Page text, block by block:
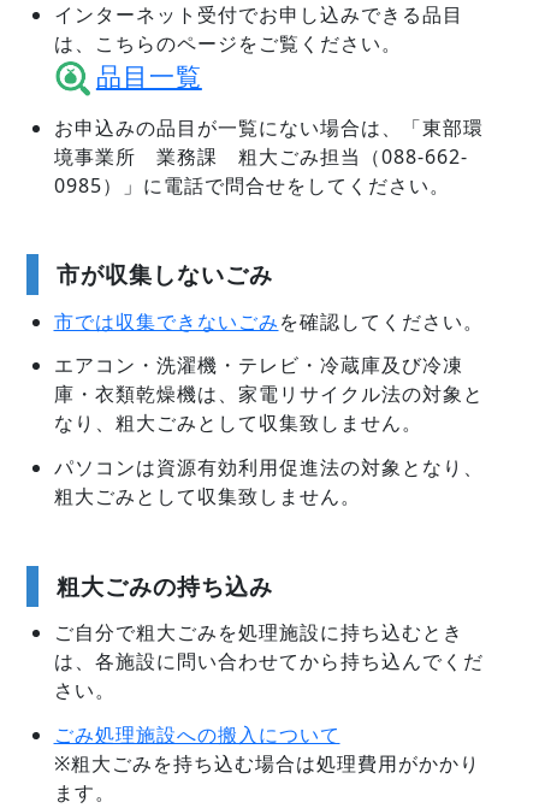
インターネット受付でお申し込みできる品目
は、こちらのページをご覧ください。
品目一覧
お申込みの品目が一覧にない場合は、「東部環
境事業所 業務課 粗大ごみ担当（088-662-
0985）」に電話で問合せをしてください。
市が収集しないごみ
市では収集できないごみを確認してください。
エアコン・洗濯機・テレビ・冷蔵庫及び冷凍
庫・衣類乾燥機は、家電リサイクル法の対象と
なり、粗大ごみとして収集致しません。
パソコンは資源有効利用促進法の対象となり、
粗大ごみとして収集致しません。
粗大ごみの持ち込み
ご自分で粗大ごみを処理施設に持ち込むとき
は、各施設に問い合わせてから持ち込んでくだ
さい。
ごみ処理施設への搬入について
※粗大ごみを持ち込む場合は処理費用がかかり
ます。